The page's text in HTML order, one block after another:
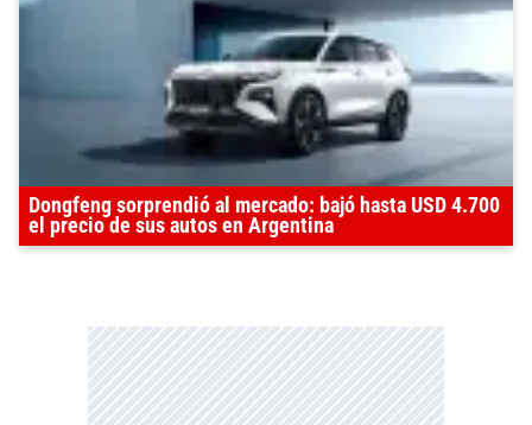
Dongfeng sorprendió al mercado: bajó hasta USD 4.700
el precio de sus autos en Argentina